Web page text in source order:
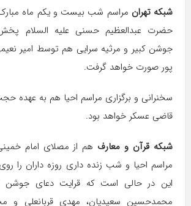
شبکه تهران مراسم شب بیست و یکم ماه
حضرت عبدالعظیم حسنی علیه السلام
جوشن کبیر و مرثیه سرایی هم توسط امیر
پور صورت خواهد گرفت.
سخنرانی و برگزاری مراسم احیا هم به عهده
قاضی عسکر خواهد بود.
شبکه قرآن و معارف هم از مصلای امام
مراسم احیا و شب زنده داری روزه داران را
این در حالی است که قرایت دعای جوشن
محمدحسین سعیدیان، مهدی قربانعلی و